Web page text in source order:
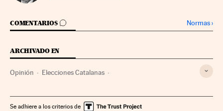
COMENTARIOS
IR A LOS COMENTARIOS Normas›
ARCHIVADO EN
Opinión Elecciones Catalanas
Referéndum Generalitat Cataluña Cataluña
Se adhiere a los criterios de